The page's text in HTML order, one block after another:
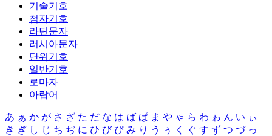
기술기호
첨자기호
라틴문자
러시아문자
단위기호
일반기호
로마자
아랍어
あ ぁ か が さ ざ た だ な は ば ぱ ま や ゃ ら わ ゎ ん い ぃ
き ぎ し じ ち ぢ に ひ び ぴ み り う ぅ く ぐ す ず つ づ っ